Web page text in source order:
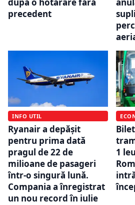
precedent
INFO UTIL
Ryanair a depășit
pentru prima dată
pragul de 22 de
milioane de pasageri
într-o singură lună.
Compania a înregistrat
un nou record în iulie
1